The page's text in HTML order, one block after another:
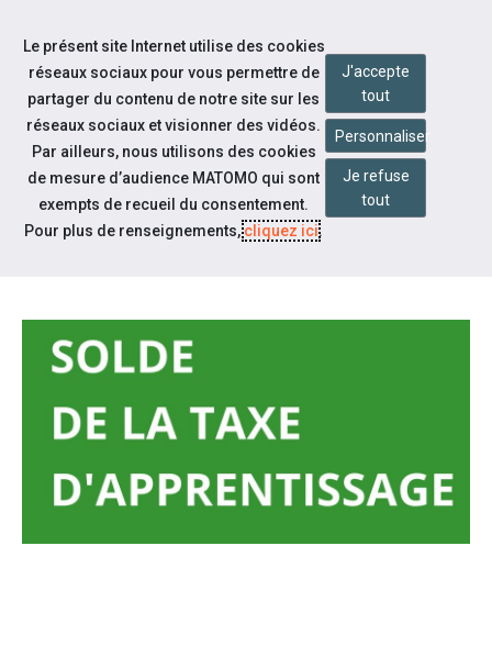
Aller au contenu
Notre actualité
SOLDE DE LA TAXE
Le présent site Internet utilise des cookies
réseaux sociaux pour vous permettre de
partager du contenu de notre site sur les
réseaux sociaux et visionner des vidéos.
Par ailleurs, nous utilisons des cookies
de mesure d’audience MATOMO qui sont
exempts de recueil du consentement.
Pour plus de renseignements,cliquez ici.
J'accepte
tout
Personnaliser
Je refuse
tout